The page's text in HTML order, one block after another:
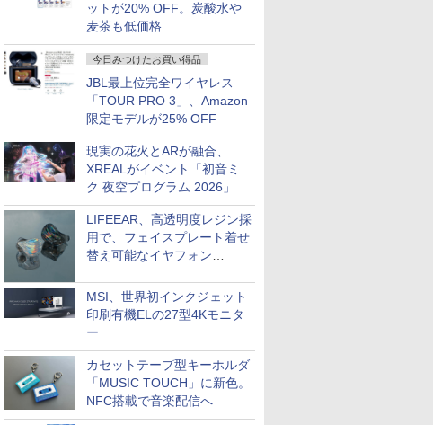
ットが20% OFF。炭酸水や
麦茶も低価格
今日みつけたお買い得品
JBL最上位完全ワイヤレス
「TOUR PRO 3」、Amazon
限定モデルが25% OFF
現実の花火とARが融合、
XREALがイベント「初音ミ
ク 夜空プログラム 2026」
LIFEEAR、高透明度レジン採
用で、フェイスプレート着せ
替え可能なイヤフォン
MSI、世界初インクジェット
印刷有機ELの27型4Kモニタ
ー
カセットテープ型キーホルダ
「MUSIC TOUCH」に新色。
NFC搭載で音楽配信へ